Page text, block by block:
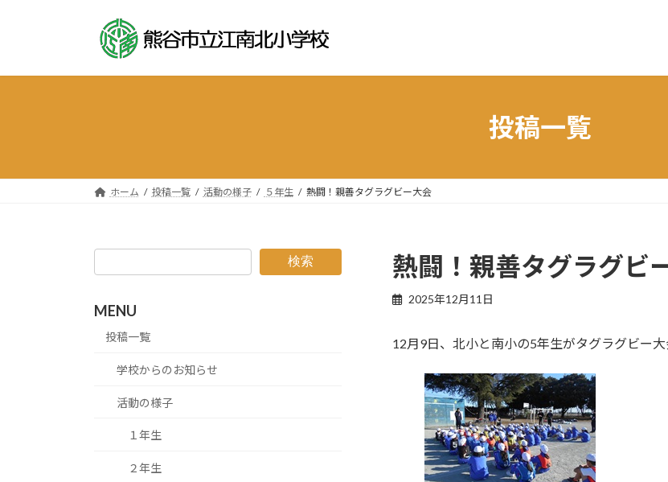
プ
動
投稿一覧
ホーム 投稿一覧 活動の様子 ５年生 熱闘！親善タグラグビー大会
熱闘！親善タグラグビ
2025年12月11日
12月9日、北小と南小の5年生がタグラグビー大
検索
MENU
投稿一覧
学校からのお知らせ
活動の様子
１年生
２年生